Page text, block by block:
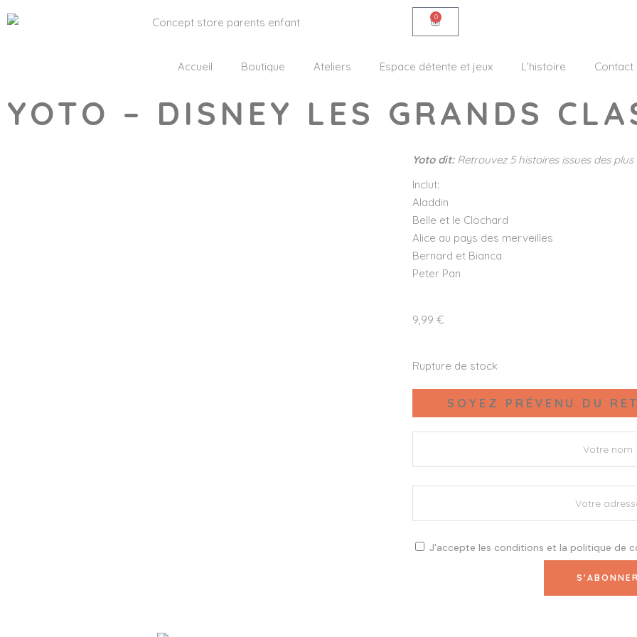
0
Accueil Boutique Ateliers Espace détente et jeux L’histoire Contact
YOTO – DISNEY LES GRANDS
Yoto dit:Retrouvez 5 histoires issues des
Inclut:
Aladdin
Belle et le Clochard
Alice au pays des merveilles
Bernard et Bianca
Peter Pan
9,99 €
Rupture de stock
SOYEZ PRÉVENU DU
J'accepte les conditions et la politique de